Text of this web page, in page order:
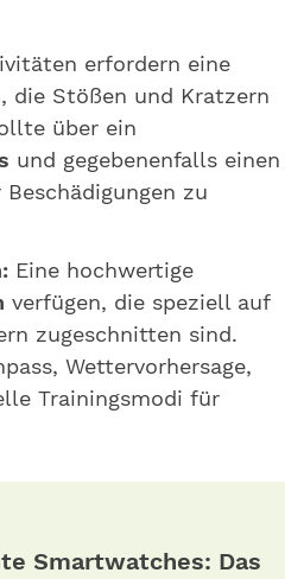
erfordern eine
, die Stößen und Kratzern
über ein
und gegebenenfalls einen
zu
Eine hochwertige
verfügen, die speziell auf
zugeschnitten sind.
Wettervorhersage,
Trainingsmodi für
Smartwatches: Das